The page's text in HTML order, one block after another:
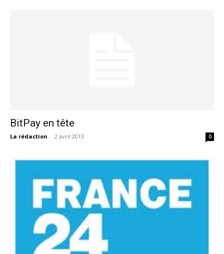
BitPay en tête
La rédaction - 2 avril 2013 0